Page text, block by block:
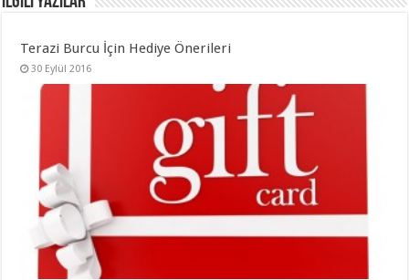
Terazi Burcu İçin Hediye Önerileri
30 Eylül 2016